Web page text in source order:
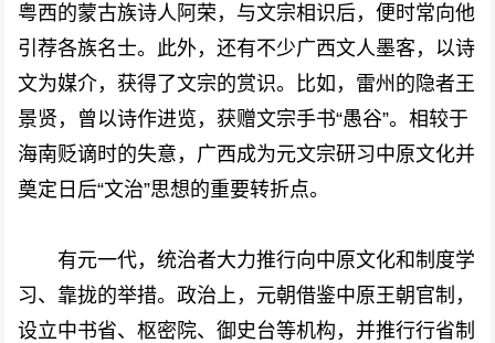
粤西的蒙古族诗人阿荣，与文宗相识后，便时常向他
引荐各族名士。此外，还有不少广西文人墨客，以诗
文为媒介，获得了文宗的赏识。比如，雷州的隐者王
景贤，曾以诗作进览，获赠文宗手书“愚谷”。相较于
海南贬谪时的失意，广西成为元文宗研习中原文化并
奠定日后“文治”思想的重要转折点。
有元一代，统治者大力推行向中原文化和制度学
习、靠拢的举措。政治上，元朝借鉴中原王朝官制，
设立中书省、枢密院、御史台等机构，并推行行省制